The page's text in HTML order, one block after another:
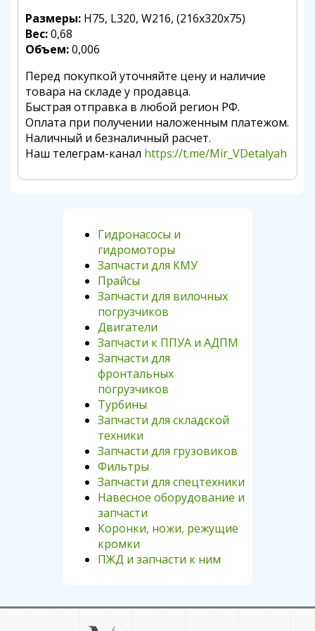
Размеры: H75, L320, W216, (216x320x75)
Вес:0,68
Объем:0,006
Перед покупкой уточняйте цену и наличие
товара на складе у продавца.
Быстрая отправка в любой регион РФ.
Оплата при получении наложенным платежом.
Наличный и безналичный расчет.
Наш телеграм-канал https://t.me/Mir_VDetalyah
Гидронасосы и
гидромоторы
Запчасти для КМУ
Прайсы
Запчасти для вилочных
погрузчиков
Двигатели
Запчасти к ППУА и АДПМ
Запчасти для
фронтальных
погрузчиков
Турбины
Запчасти для складской
техники
Запчасти для грузовиков
Фильтры
Запчасти для спецтехники
Навесное оборудование и
запчасти
Коронки, ножи, режущие
кромки
ПЖД и запчасти к ним